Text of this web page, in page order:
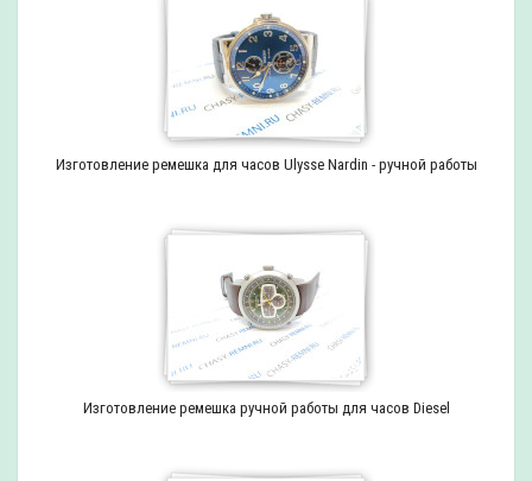
Изготовление ремешка для часов Ulysse Nardin - ручной работы
Изготовление ремешка ручной работы для часов Diesel